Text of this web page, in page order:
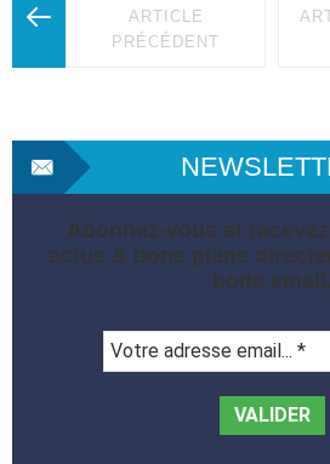
ARTICLE
PRÉCÉDENT
Abonnez-vous et
actus & bons plans
boite email.
adresse